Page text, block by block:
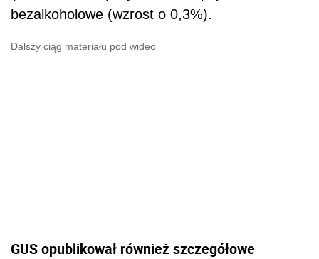
bezalkoholowe (wzrost o 0,3%).
Dalszy ciąg materiału pod wideo
GUS opublikował również szczegółowe